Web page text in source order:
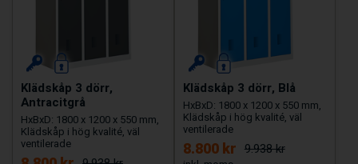
Klädskåp 3 dörr,
Antracitgrå
HxBxD: 1800 x 1200 x 550 mm,
Klädskåp i hög kvalité, väl
ventilerade
Klädskåp 3 dörr, Blå
HxBxD: 1800 x 1200 x 550 mm,
Klädskåp i hög kvalité, väl
ventilerade
8.800 kr 9.938 kr